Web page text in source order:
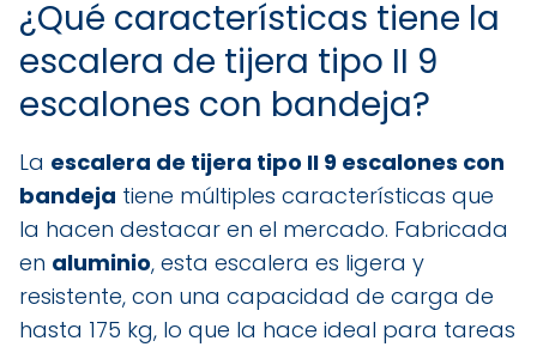
¿Qué características tiene la
escalera de tijera tipo II 9
escalones con bandeja?
La escalera de tijera tipo II 9 escalones con
bandeja tiene múltiples características que
la hacen destacar en el mercado. Fabricada
en aluminio, esta escalera es ligera y
resistente, con una capacidad de carga de
hasta 175 kg, lo que la hace ideal para tareas